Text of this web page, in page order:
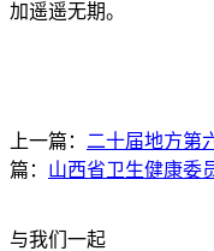
加遥遥无期。
上一篇： 二十届地方第
篇： 山西省卫生健康委
与我们一起